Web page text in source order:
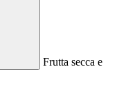
Frutta secca e